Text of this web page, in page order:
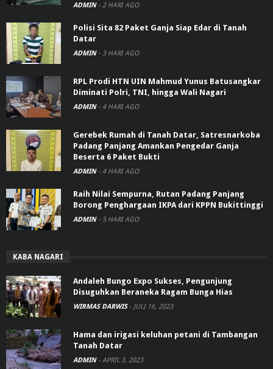
ADMIN - 2 HARI AGO
Polisi Sita 82 Paket Ganja Siap Edar di Tanah
Datar
ADMIN - 3 HARI AGO
RPL Prodi HTN UIN Mahmud Yunus Batusangkar
Diminati Polri, TNI, hingga Wali Nagari
ADMIN - 4 HARI AGO
Gerebek Rumah di Tanah Datar, Satresnarkoba
Padang Panjang Amankan Pengedar Ganja
Beserta 6 Paket Bukti
ADMIN - 4 HARI AGO
Raih Nilai Sempurna, Rutan Padang Panjang
Borong Penghargaan IKPA dari KPPN Bukittinggi
ADMIN - 5 HARI AGO
KABA NAGARI
Andaleh Bungo Expo Sukses, Pengunjung
Disuguhkan Beraneka Ragam Bunga Hias
WIRMAS DARWIS - JULI 16, 2023
Hama dan irigasi keluhan petani di Tambangan
Tanah Datar
ADMIN - APRIL 3, 2023